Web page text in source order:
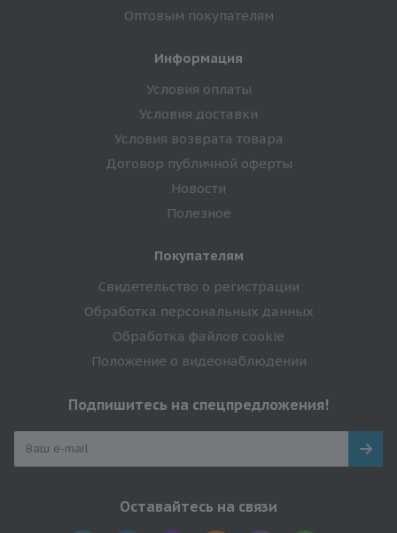
Оптовым покупателям
Информация
Условия оплаты
Условия доставки
Условия возврата товара
Договор публичной оферты
Новости
Полезное
Покупателям
Свидетельство о регистрации
Обработка персональных данных
Обработка файлов cookie
Положение о видеонаблюдении
Подпишитесь на спецпредложения!
Оставайтесь на связи